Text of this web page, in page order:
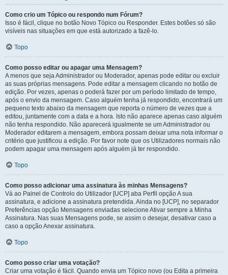
Como crio um Tópico ou respondo num Fórum?
Isso é fácil, clique no botão Novo Tópico ou Responder. Estes botões só são
visíveis nas situações em que está autorizado a fazê-lo.
Topo
Como posso editar ou apagar uma Mensagem?
A menos que seja Administrador ou Moderador, apenas pode editar ou excluir
as suas próprias mensagens. Pode editar a mensagem clicando no botão de
edição. Por vezes, apenas o poderá fazer por um período limitado de tempo,
após o envio da mensagem. Caso alguém tenha já respondido, encontrará um
pequeno texto abaixo da mensagem que reporta o número de vezes que a
editou, juntamente com a data e a hora. Isto não aparece apenas caso alguém
não tenha respondido. Não aparecerá igualmente se um Administrador ou
Moderador editarem a mensagem, embora possam deixar uma nota informar o
critério que justificou a edição. Por favor note que os Utilizadores normais não
podem apagar uma mensagem após alguém já ter respondido.
Topo
Como posso adicionar uma assinatura às minhas Mensagens?
Vá ao Painel de Controlo do Utilizador [UCP] aba Perfil opção A sua
assinatura, e adicione a assinatura pretendida. Ainda no [UCP], no separador
Preferências opção Mensagens enviadas selecione Ativar sempre a Minha
Assinatura. Nas suas Mensagens pode, se assim o desejar, desativar caso a
caso a opção Anexar assinatura.
Topo
Como posso criar uma votação?
Criar uma votação é fácil. Quando envia um Tópico novo (ou Edita a primeira